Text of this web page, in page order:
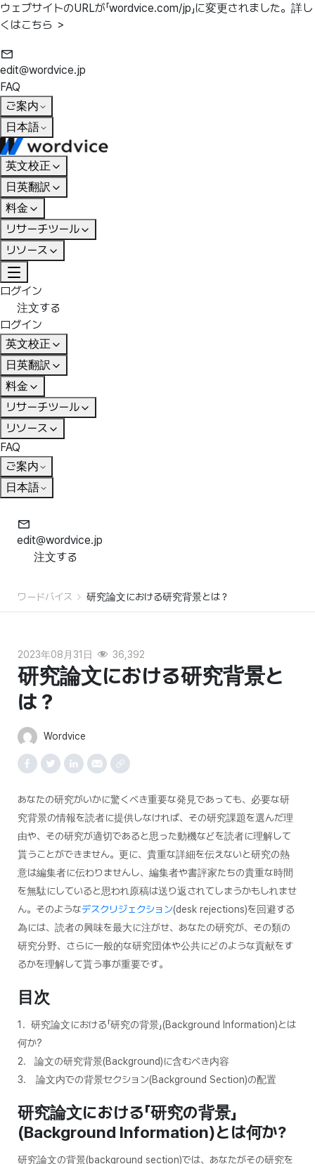
ウェブサイトのURLが「wordvice.com/jp」に変更されました。 詳し
くはこちら ＞
edit@wordvice.jp
FAQ
ご案内
日本語
英文校正
日英翻訳
料金
リサーチツール
リソース
ログイン
注文する
ログイン
英文校正
日英翻訳
料金
リサーチツール
リソース
FAQ
ご案内
日本語
edit@wordvice.jp
注文する
ワードバイス 研究論文における研究背景とは？
2023年08月31日 36,392
研究論文における研究背景と
は？
Wordvice
あなたの研究がいかに驚くべき重要な発見であっても、必要な研
究背景の情報を読者に提供しなければ、その研究課題を選んだ理
由や、その研究が適切であると思った動機などを読者に理解して
貰うことができません。更に、貴重な詳細を伝えないと研究の熱
意は編集者に伝わりませんし、編集者や書評家たちの貴重な時間
を無駄にしていると思われ原稿は送り返されてしまうかもしれませ
ん。そのようなデスクリジェクション(desk rejections)を回避する
為には、読者の興味を最大に注がせ、あなたの研究が、その類の
研究分野、さらに一般的な研究団体や公共にどのような貢献をす
るかを理解して貰う事が重要です。
目次
1．研究論文における「研究の背景」(Background Information)とは
何か?
2. 論文の研究背景(Background)に含むべき内容
3. 論文内での背景セクション(Background Section)の配置
研究論文における「研究の背景」
(Background Information)とは何か?
研究論文の背景(background section)では、あなたがその研究を